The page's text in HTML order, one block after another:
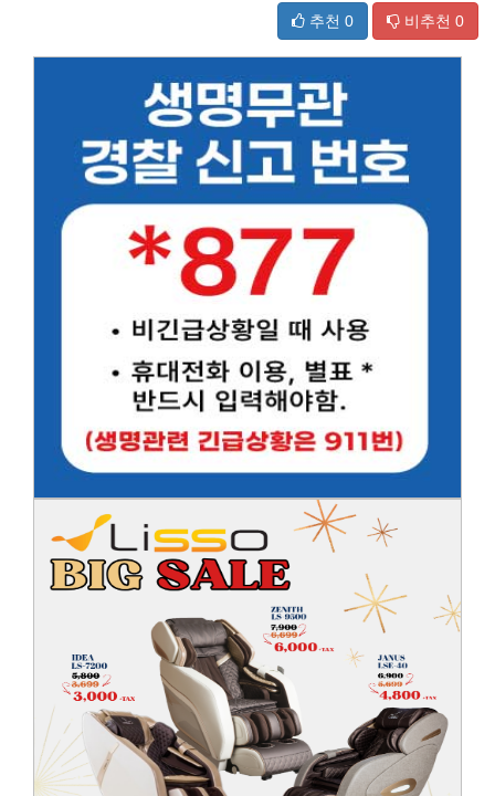
추천 0 비추천 0